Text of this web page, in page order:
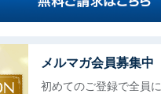
メルマガ会員募集中
初めてのご登録で全員に